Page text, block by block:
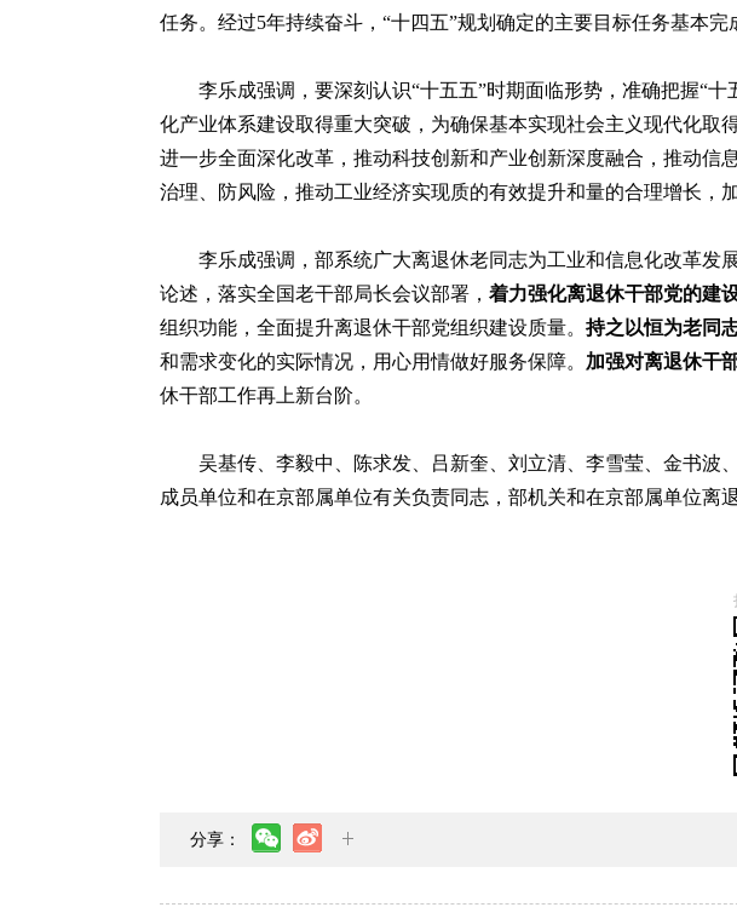
任务。经过5年持续奋斗，“十四五”规划确定的主要目标任务基本
李乐成强调，要深刻认识“十五五”时期面临形势，准确把握“
化产业体系建设取得重大突破，为确保基本实现社会主义现代化取
进一步全面深化改革，推动科技创新和产业创新深度融合，推动
治理、防风险，推动工业经济实现质的有效提升和量的合理增长，
李乐成强调，部系统广大离退休老同志为工业和信息化改革
论述，落实全国老干部局长会议部署， 着力强化离退休干部党的建
组织功能，全面提升离退休干部党组织建设质量。 持之以恒为老同
和需求变化的实际情况，用心用情做好服务保障。 加强对离退休干
休干部工作再上新台阶。
吴基传、李毅中、陈求发、吕新奎、刘立清、李雪莹、金书波
成员单位和在京部属单位有关负责同志，部机关和在京部属单位离
分享：